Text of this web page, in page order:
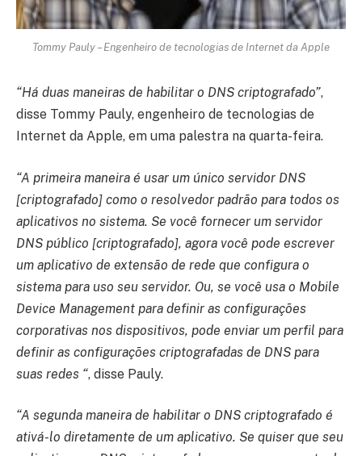
Tommy Pauly – Engenheiro de tecnologias de Internet da Apple
“Há duas maneiras de habilitar o DNS criptografado”,
disse Tommy Pauly, engenheiro de tecnologias de
Internet da Apple, em uma palestra na quarta-feira.
“A primeira maneira é usar um único servidor DNS
[criptografado] como o resolvedor padrão para todos os
aplicativos no sistema. Se você fornecer um servidor
DNS público [criptografado], agora você pode escrever
um aplicativo de extensão de rede que configura o
sistema para uso seu servidor. Ou, se você usa o Mobile
Device Management para definir as configurações
corporativas nos dispositivos, pode enviar um perfil para
definir as configurações criptografadas de DNS para
suas redes “, disse Pauly.
“A segunda maneira de habilitar o DNS criptografado é
ativá-lo diretamente de um aplicativo. Se quiser que seu